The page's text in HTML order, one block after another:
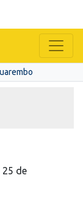
25 de